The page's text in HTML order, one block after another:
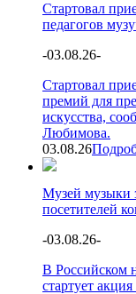
Стартовал
педагогов
-03.08.26-
Стартовал
премий для
искусства,
Любимова.
03.08.26
Музей музыки
посетителей
-03.08.26-
В Российском
стартует